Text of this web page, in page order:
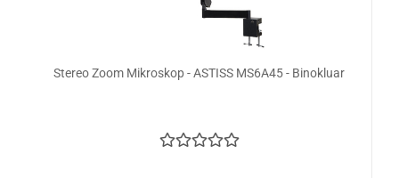
Stereo Zoom Mikroskop - ASTISS MS6A45 - Binokluar